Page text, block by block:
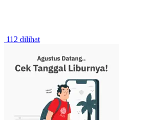
112 dilihat